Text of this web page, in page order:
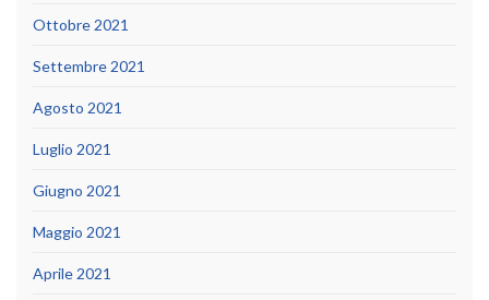
Ottobre 2021
Settembre 2021
Agosto 2021
Luglio 2021
Giugno 2021
Maggio 2021
Aprile 2021